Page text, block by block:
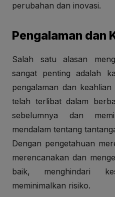
perubahan dan inovasi.
Pengalaman dan
Salah satu alasan
sangat penting adalah
pengalaman dan
telah terlibat dalam
sebelumnya dan
mendalam tentang
Dengan pengetahuan
merencanakan dan
baik, menghindari
meminimalkan risiko.